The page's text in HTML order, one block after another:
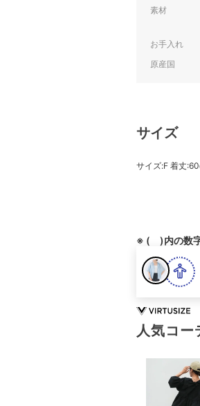
素材
お手入れ
原産国
サイズ
サイズ:F 着丈
※ ( )内の数字
人気コー